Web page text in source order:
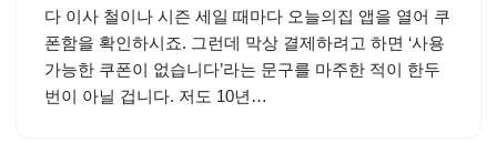
다 이사 철이나 시즌 세일 때마다 오늘의집 앱을 열어 쿠
폰함을 확인하시죠. 그런데 막상 결제하려고 하면 ‘사용
가능한 쿠폰이 없습니다’라는 문구를 마주한 적이 한두
번이 아닐 겁니다. 저도 10년…